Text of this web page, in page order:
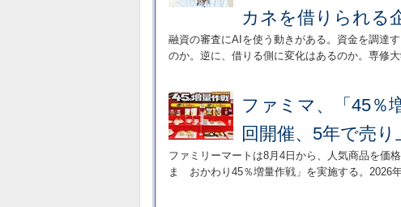
カネを借りられる
融資の審査にAIを使う動きがある。資金を調達
のか。逆に、借りる側に変化はあるのか。専修
ファミマ、「45％
回開催、5年で売り
ファミリーマートは8月4日から、人気商品を価
ま おかわり45％増量作戦」を実施する。2026